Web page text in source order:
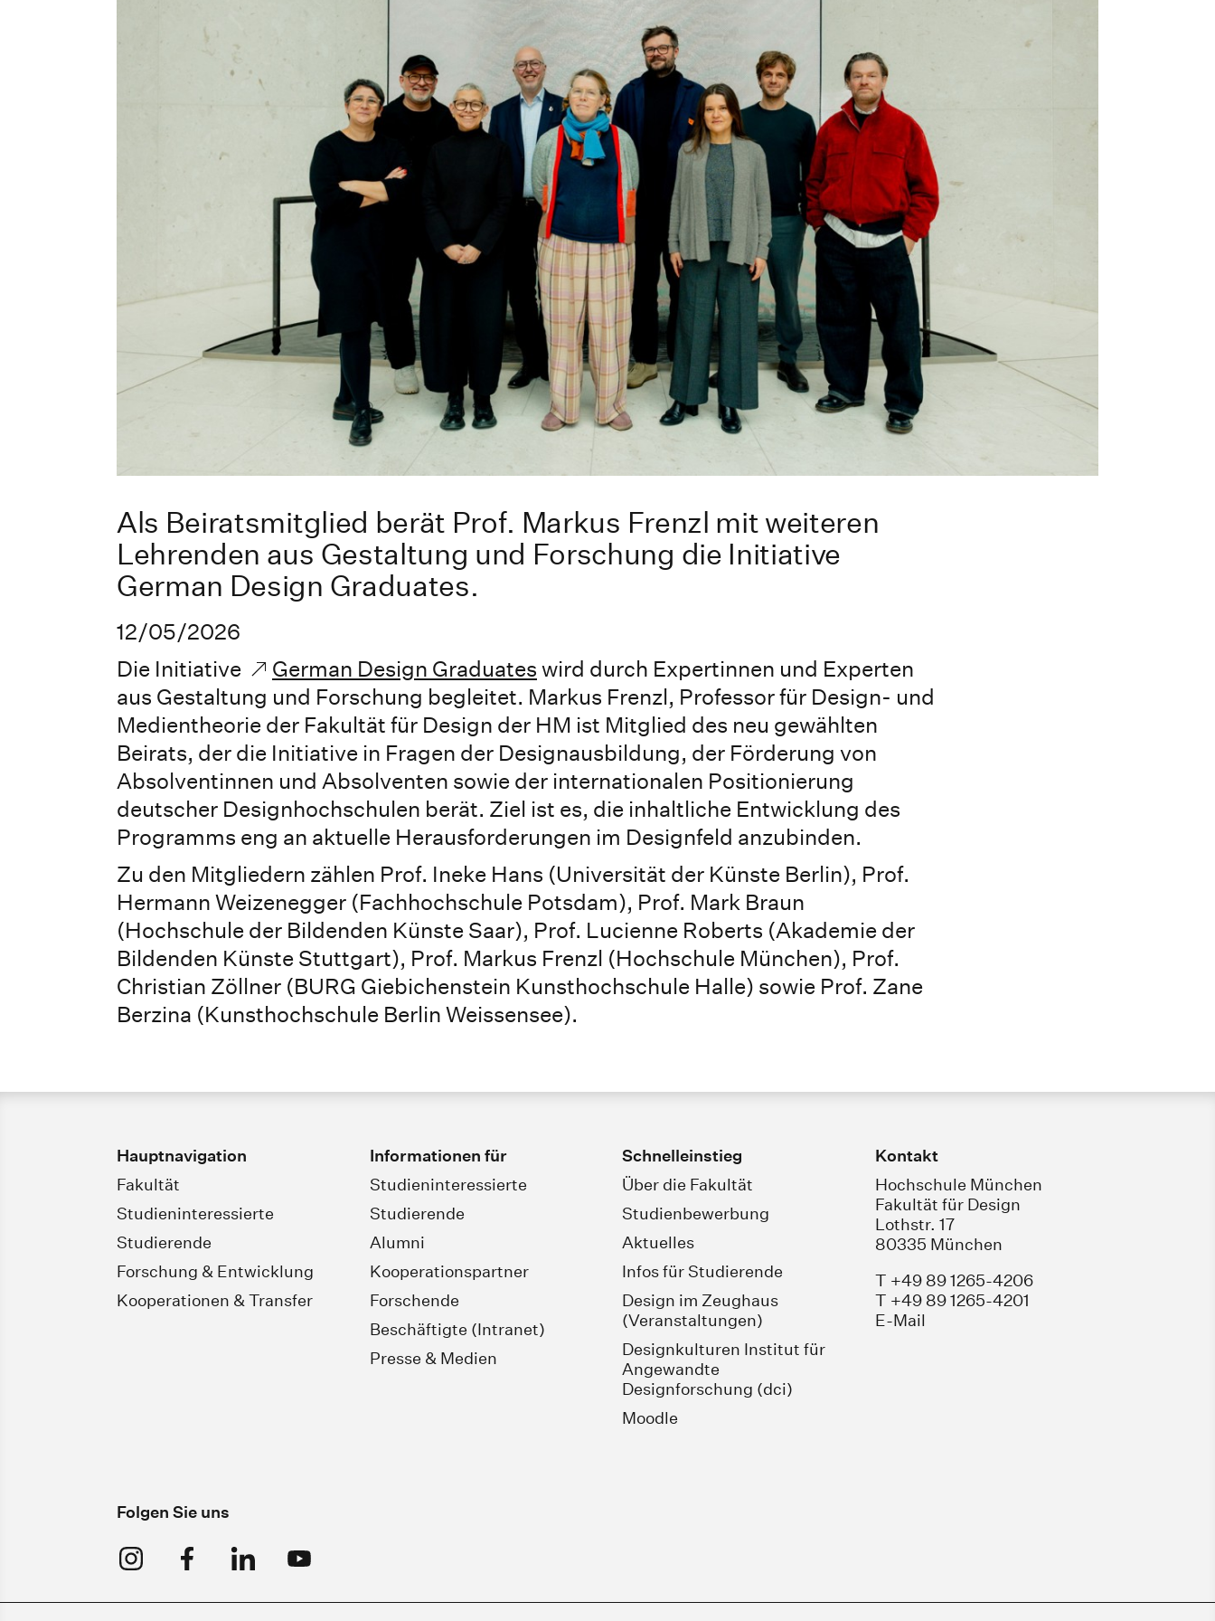
Als Beiratsmitglied berät Prof. Markus Frenzl mit weiteren
Lehrenden aus Gestaltung und Forschung die Initiative
German Design Graduates.
12/05/2026
Die Initiative
German Design Graduates wird durch Expertinnen und Experten
aus Gestaltung und Forschung begleitet. Markus Frenzl, Professor für Design- und
Medientheorie der Fakultät für Design der HM ist Mitglied des neu gewählten
Beirats, der die Initiative in Fragen der Designausbildung, der Förderung von
Absolventinnen und Absolventen sowie der internationalen Positionierung
deutscher Designhochschulen berät. Ziel ist es, die inhaltliche Entwicklung des
Programms eng an aktuelle Herausforderungen im Designfeld anzubinden.
Zu den Mitgliedern zählen Prof. Ineke Hans (Universität der Künste Berlin), Prof.
Hermann Weizenegger (Fachhochschule Potsdam), Prof. Mark Braun
(Hochschule der Bildenden Künste Saar), Prof. Lucienne Roberts (Akademie der
Bildenden Künste Stuttgart), Prof. Markus Frenzl (Hochschule München), Prof.
Christian Zöllner (BURG Giebichenstein Kunsthochschule Halle) sowie Prof. Zane
Berzina (Kunsthochschule Berlin Weissensee).
Hauptnavigation
Fakultät
Studieninteressierte
Studierende
Forschung & Entwicklung
Kooperationen & Transfer
Informationen für
Studieninteressierte
Studierende
Alumni
Kooperationspartner
Forschende
Beschäftigte (Intranet)
Presse & Medien
Schnelleinstieg
Über die Fakultät
Studienbewerbung
Aktuelles
Infos für Studierende
Design im Zeughaus
(Veranstaltungen)
Designkulturen Institut für
Angewandte
Designforschung (dci)
Moodle
Kontakt
Hochschule München
Fakultät für Design
Lothstr. 17
80335 München
T +49 89 1265-4206
T +49 89 1265-4201
E-Mail
Folgen Sie uns